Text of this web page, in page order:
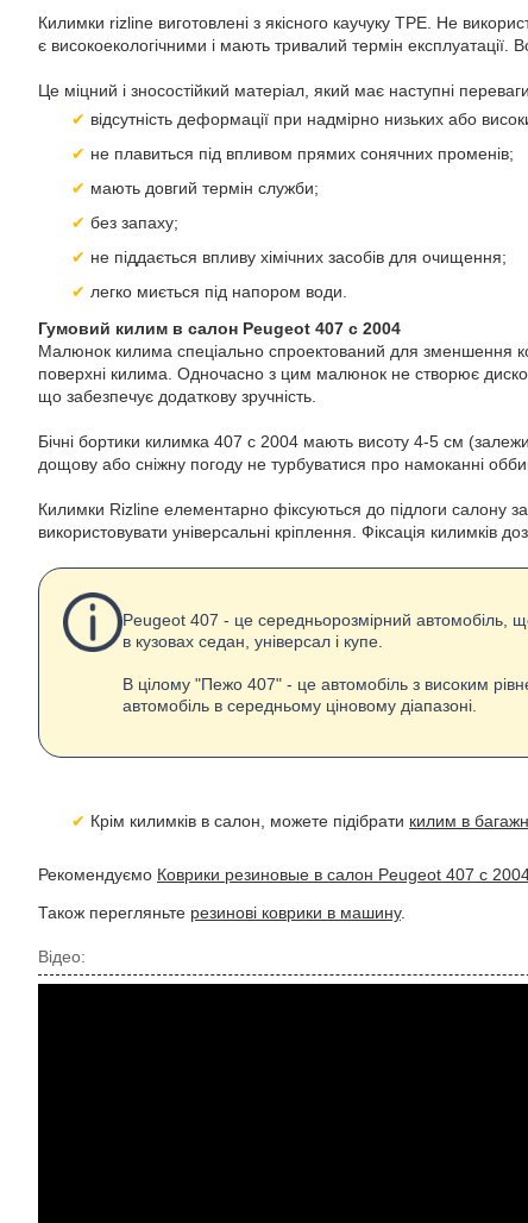
Килимки rizline виготовлені з якісного каучуку TPE. Не
є високоекологічними і мають тривалий термін експлуатації.
Це міцний і зносостійкий матеріал, який має наступні
відсутність деформації при надмірно низьких або
не плавиться під впливом прямих сонячних променів;
мають довгий термін служби;
без запаху;
не піддається впливу хімічних засобів для очищення;
легко миється під напором води.
Гумовий килим в салон Peugeot 407 с 2004
Малюнок килима спеціально спроектований для зменшення
поверхні килима. Одночасно з цим малюнок не створює
що забезпечує додаткову зручність.
Бічні бортики килимка 407 с 2004 мають висоту 4-5 см
дощову або сніжну погоду не турбуватися про намоканні
Килимки Rizline елементарно фіксуються до підлоги салону
використовувати універсальні кріплення. Фіксація килимків
Peugeot 407 - це середньорозмірний автомобіль,
в кузовах седан, універсал і купе.
В цілому "Пежо 407" - це автомобіль з високим
автомобіль в середньому ціновому діапазоні.
Крім килимків в салон, можете підібрати килим в
Рекомендуємо Коврики резиновые в салон Peugeot 407 с
Також перегляньте резинові коврики в машину.
Відео: